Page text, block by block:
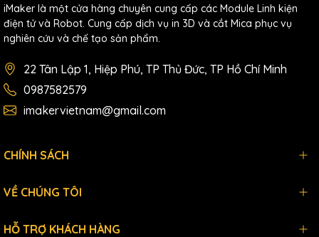
iMaker là một cửa hàng chuyên cung cấp các Module Linh kiện
điện tử và Robot. Cung cấp dịch vụ in 3D và cắt Mica phục vụ
nghiên cứu và chế tạo sản phẩm.
22 Tân Lập 1, Hiệp Phú, TP Thủ Đức, TP Hồ Chí Minh
0987582579
imakervietnam@gmail.com
CHÍNH SÁCH
VỀ CHÚNG TÔI
HỖ TRỢ KHÁCH HÀNG